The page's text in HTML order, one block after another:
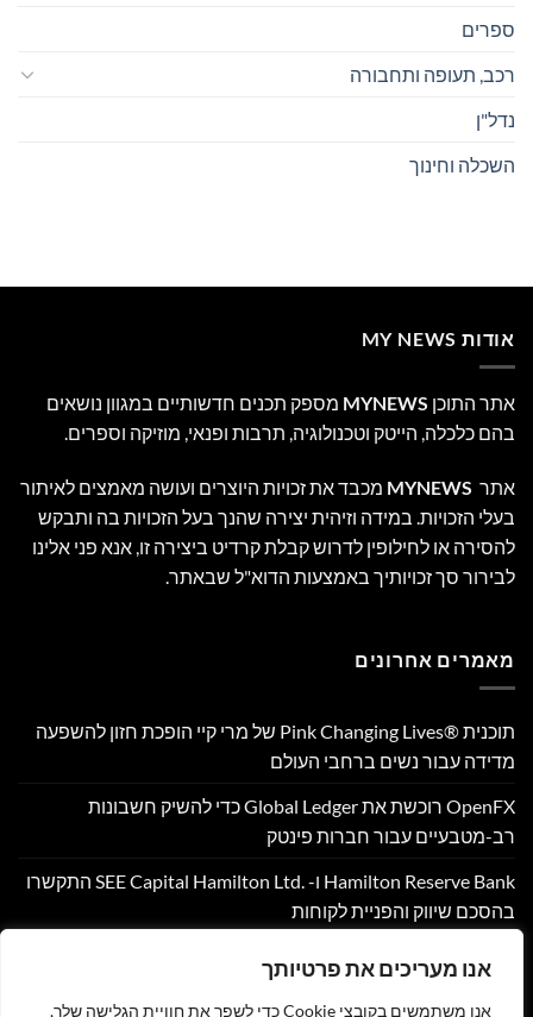
אנו מעריכים את פרטיותך
אנו משתמשים בקובצי Cookie כדי לשפר את חוויית הגלישה שלך,
ספרים
רכב, תעופה ותחבורה
נדל"ן
השכלה וחינוך
אודות MY NEWS
אתר התוכן MYNEWS מספק תכנים חדשותיים במגוון נושאים
בהם כלכלה, הייטק וטכנולוגיה, תרבות ופנאי, מוזיקה וספרים.
אתר MYNEWS מכבד את זכויות היוצרים ועושה מאמצים לאיתור
בעלי הזכויות. במידה וזיהית יצירה שהנך בעל הזכויות בה ותבקש
להסירה או לחילופין לדרוש קבלת קרדיט ביצירה זו, אנא פני אלינו
לבירור סך זכויותיך באמצעות הדוא"ל שבאתר.
מאמרים אחרונים
תוכנית Pink Changing Lives®‎ של מרי קיי הופכת חזון להשפעה
מדידה עבור נשים ברחבי העולם
OpenFX רוכשת את Global Ledger כדי להשיק חשבונות
רב-מטבעיים עבור חברות פינטק
Hamilton Reserve Bank ו- SEE Capital Hamilton Ltd.‎ התקשרו
בהסכם שיווק והפניית לקוחות
Corpay Cross-Border מונתה לשותפת המט"ח הרשמית של